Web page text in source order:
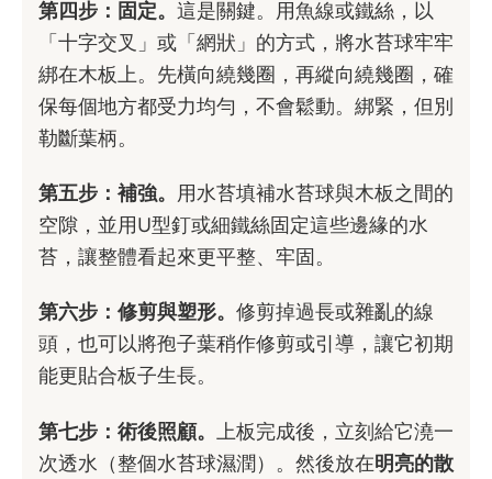
第四步：固定。 這是關鍵。用魚線或鐵絲，以
「十字交叉」或「網狀」的方式，將水苔球牢牢
綁在木板上。先橫向繞幾圈，再縱向繞幾圈，確
保每個地方都受力均勻，不會鬆動。綁緊，但別
勒斷葉柄。
第五步：補強。 用水苔填補水苔球與木板之間的
空隙，並用U型釘或細鐵絲固定這些邊緣的水
苔，讓整體看起來更平整、牢固。
第六步：修剪與塑形。 修剪掉過長或雜亂的線
頭，也可以將孢子葉稍作修剪或引導，讓它初期
能更貼合板子生長。
第七步：術後照顧。
上板完成後，立刻給它澆一
次透水（整個水苔球濕潤）。然後放在明亮的散